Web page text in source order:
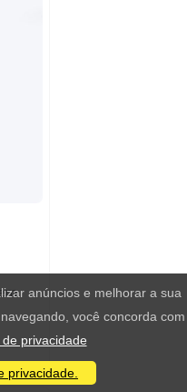
anúncios e melhorar a sua
você concorda com
privacidade
privacidade.